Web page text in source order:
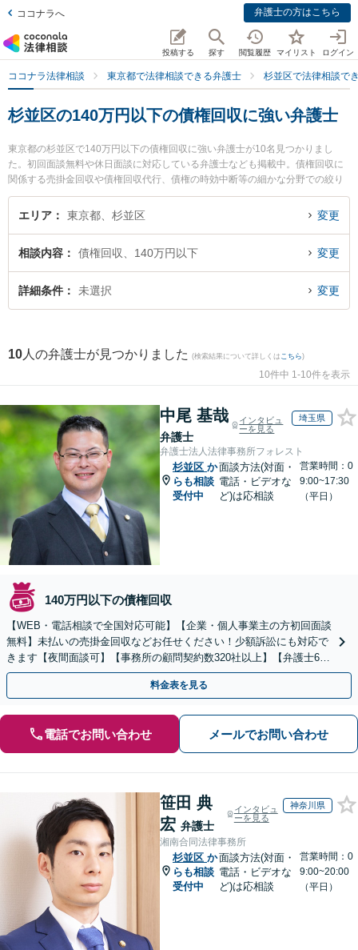
ココナラへ 弁護士の方はこちら
投稿する 探す 閲覧履歴 マイリスト ログイン
ココナラ法律相談 東京都で法律相談できる弁護士 杉並区で法律相談で
杉並区の140万円以下の債権回収に強い弁護士
東京都の杉並区で140万円以下の債権回収に強い弁護士が10名見つかりまし
た。初回面談無料や休日面談に対応している弁護士なども掲載中。債権回収に
関係する売掛金回収や債権回収代行、債権の時効中断等の細かな分野での絞り
込み検索もでき便利です。特に弁護士法人KTG 杉並法律事務所の木村 恒平弁護
士や桜上水法律事務所の中島 圭太弁護士、弁護士法人KTG 杉並法律事務所の小
すぐに弁護士に相談したい』『140万円以下の債権回収のトラブル解決の実績
豊富な近くの弁護士を検索したい』『初回相談無料で140万円以下の債権回収
を法律相談できる杉並区内の弁護士に相談予約したい』などでお困りの相談者
エリア 東京都、杉並区 変更
相談内容 債権回収、140万円以下 変更
詳細条件 未選択 変更
10 人の弁護士が見つかりました (検索結果について詳しくは こちら)
10件中 1-10件を表示
中尾 基哉
弁護士
インタビュ
ーを見る
埼玉県
弁護士法人法律事務所フォレスト
杉並区 か
らも相談
受付中
面談方法(対面・
電話・ビデオな
ど)は応相談
営業時間：0
9:00~17:30
（平日）
140万円以下の債権回収
【WEB・電話相談で全国対応可能】【企業・個人事業主の方初回面談
無料】未払いの売掛金回収などお任せください！少額訴訟にも対応で
きます【夜間面談可】【事務所の顧問契約数320社以上】【弁護士6人
在籍&専門家顧問がフルサポート】
料金表を見る
電話でお問い合わせ メールでお問い合わせ
笹田 典
宏 弁護士
インタビュ
ーを見る
神奈川県
湘南合同法律事務所
杉並区 か
らも相談
受付中
面談方法(対面・
電話・ビデオな
ど)は応相談
営業時間：0
9:00~20:00
（平日）